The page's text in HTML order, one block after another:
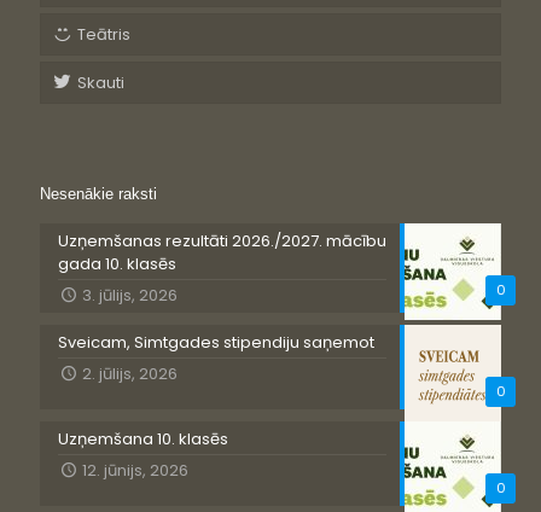
Teātris
Skauti
Nesenākie raksti
0
Uzņemšanas rezultāti 2026./2027. mācību
gada 10. klasēs
3. jūlijs, 2026
0
Sveicam, Simtgades stipendiju saņemot
2. jūlijs, 2026
0
Uzņemšana 10. klasēs
12. jūnijs, 2026